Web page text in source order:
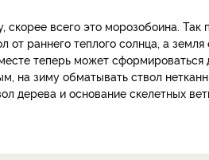
скорее всего это морозобоина.
от раннего теплого солнца, а
теперь может
на зиму обматывать ствол
дерева и основание скелетных